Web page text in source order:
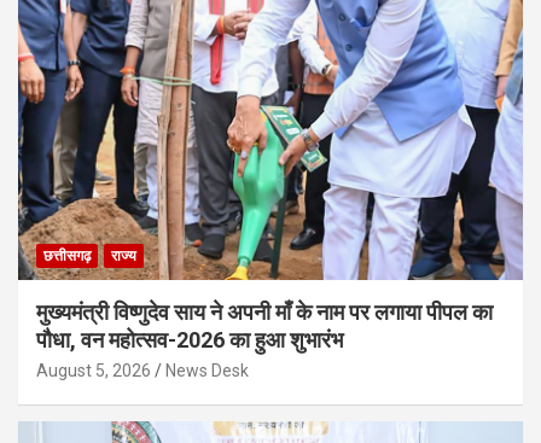
छत्तीसगढ़ राज्य
मुख्यमंत्री विष्णुदेव साय ने अपनी माँ के नाम पर लगाया पीपल का
पौधा, वन महोत्सव-2026 का हुआ शुभारंभ
August 5, 2026 News Desk